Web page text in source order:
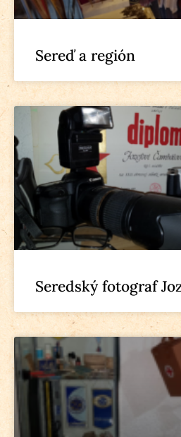
Sereď a región
Seredský fotograf